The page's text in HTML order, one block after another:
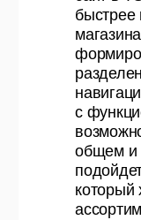
быстрее
с
общем и
который